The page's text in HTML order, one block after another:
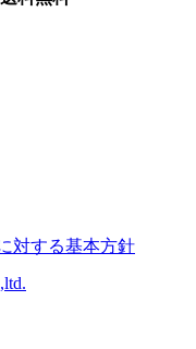
対する基本方針